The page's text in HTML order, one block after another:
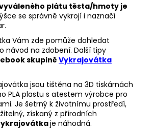
plátu těsta/hmoty je
se správně vykrojí i naznačí
Vám zde pomůže dohledat
návod na zdobení. Další tipy
skupině Vykrajovátka
jsou tištěna na 3D tiskárnách
PLA plastu s atestem výrobce pro
Je šetrný k životnímu prostředí,
získaný z přírodních
je náhodná.